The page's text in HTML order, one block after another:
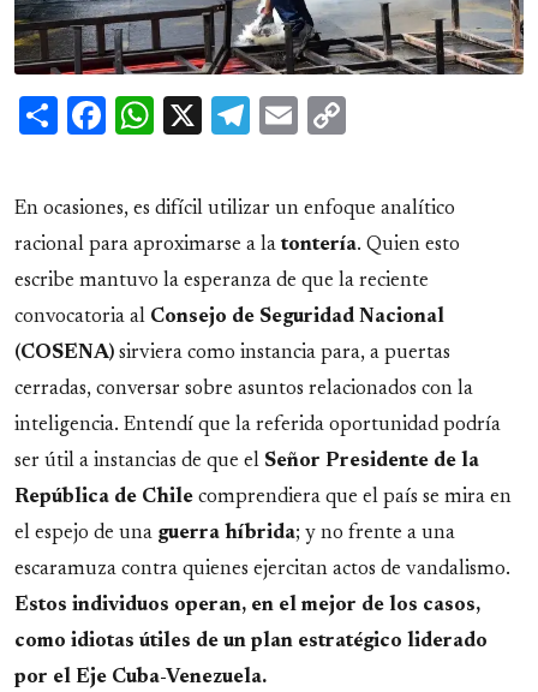
ShareFacebook
WhatsApp
X Telegram
Email
En ocasiones, es difícil utilizar un enfoque analítico
racional para aproximarse a la tontería. Quien esto
escribe mantuvo la esperanza de que la reciente
convocatoria al Consejo de Seguridad Nacional
(COSENA) sirviera como instancia para, a puertas
cerradas, conversar sobre asuntos relacionados con la
inteligencia. Entendí que la referida oportunidad podría
ser útil a instancias de que el Señor Presidente de la
República de Chile comprendiera que el país se mira en
el espejo de una guerra híbrida; y no frente a una
escaramuza contra quienes ejercitan actos de vandalismo.
Estos individuos operan, en el mejor de los casos,
como idiotas útiles de un plan estratégico liderado
por el Eje Cuba-Venezuela.